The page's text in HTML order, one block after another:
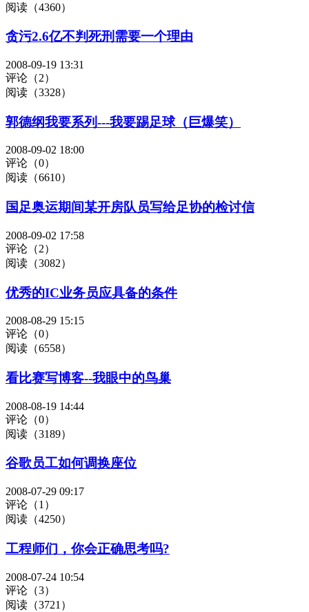
阅读（4360）
贪污2.6亿不判死刑需要一个理由
2008-09-19 13:31
评论（2）
阅读（3328）
郭德纲我要系列---我要踢足球（巨爆笑）
2008-09-02 18:00
评论（0）
阅读（6610）
国足奥运期间某开房队员写给足协的检讨信
2008-09-02 17:58
评论（2）
阅读（3082）
优秀的IC业务员应具备的条件
2008-08-29 15:15
评论（0）
阅读（6558）
看比赛写博客--我眼中的鸟巢
2008-08-19 14:44
评论（0）
阅读（3189）
谷歌员工如何调换座位
2008-07-29 09:17
评论（1）
阅读（4250）
工程师们，你会正确思考吗?
2008-07-24 10:54
评论（3）
阅读（3721）